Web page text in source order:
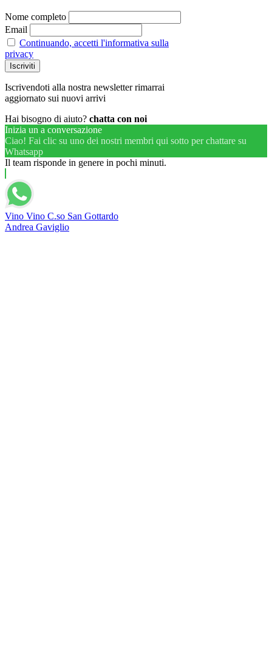
Nome completo
Email
Continuando, accetti l'informativa sulla
privacy
Iscrivendoti alla nostra newsletter rimarrai
aggiornato sui nuovi arrivi
Hai bisogno di aiuto? chatta con noi
Inizia un a conversazione
Ciao! Fai clic su uno dei nostri membri qui sotto per chattare su
Whatsapp
Il team risponde in genere in pochi minuti.
Vino Vino C.so San Gottardo
Andrea Gaviglio